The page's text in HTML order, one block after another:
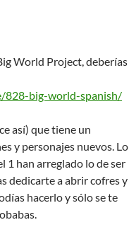
World Project, deberías
828-big-world-spanish/
así) que tiene un
y personajes nuevos. Lo
1 han arreglado lo de ser
dedicarte a abrir cofres y
hacerlo y sólo se te